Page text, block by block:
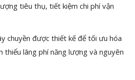
tiêu thụ, tiết kiệm chi phí vận
chuyền được thiết kế để tối ưu hóa
thiểu lãng phí năng lượng và nguyên